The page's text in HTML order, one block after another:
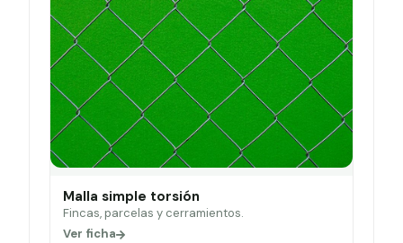
Malla simple torsión
Fincas, parcelas y cerramientos.
Ver ficha